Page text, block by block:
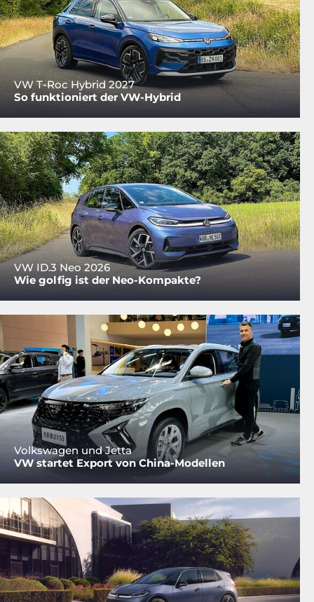
VW T-Roc Hybrid 2027
So funktioniert der VW-Hybrid
VW ID.3 Neo 2026
Wie golfig ist der Neo-Kompakte?
Volkswagen und Jetta
VW startet Export von China-Modellen